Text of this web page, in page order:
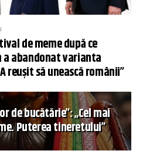
de meme după ce
a abandonat varianta
reușit să unească românii”
de bucătărie”: „Cel mai
Puterea tineretului”